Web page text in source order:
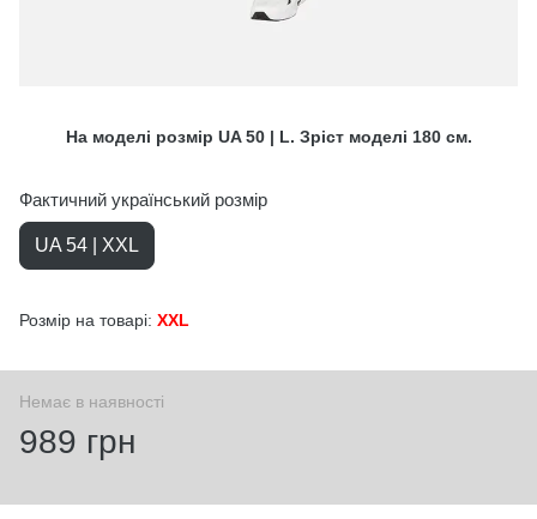
На моделі розмір UA 50 | L. Зріст моделі 180 см.
Фактичний український розмір
UA 54 | XXL
Розмір на товарі: XXL
Немає в наявності
989 грн